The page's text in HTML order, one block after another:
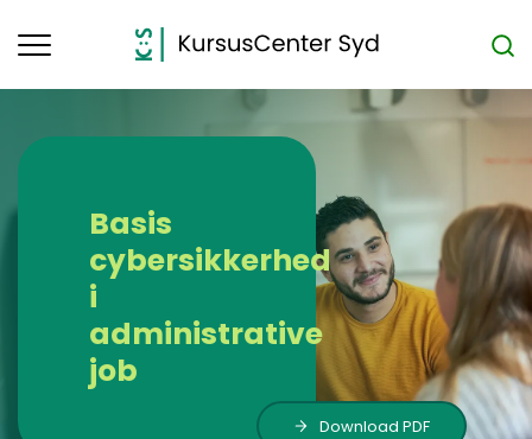
Toggle
Basis
cybersikkerhed
i
administrative
job
Download PDF